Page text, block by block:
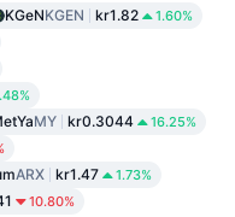
KGeNKGEN kr1.82 1.60%
MY kr0.3044 16.25%
ARX kr1.47 1.73%
10.80%